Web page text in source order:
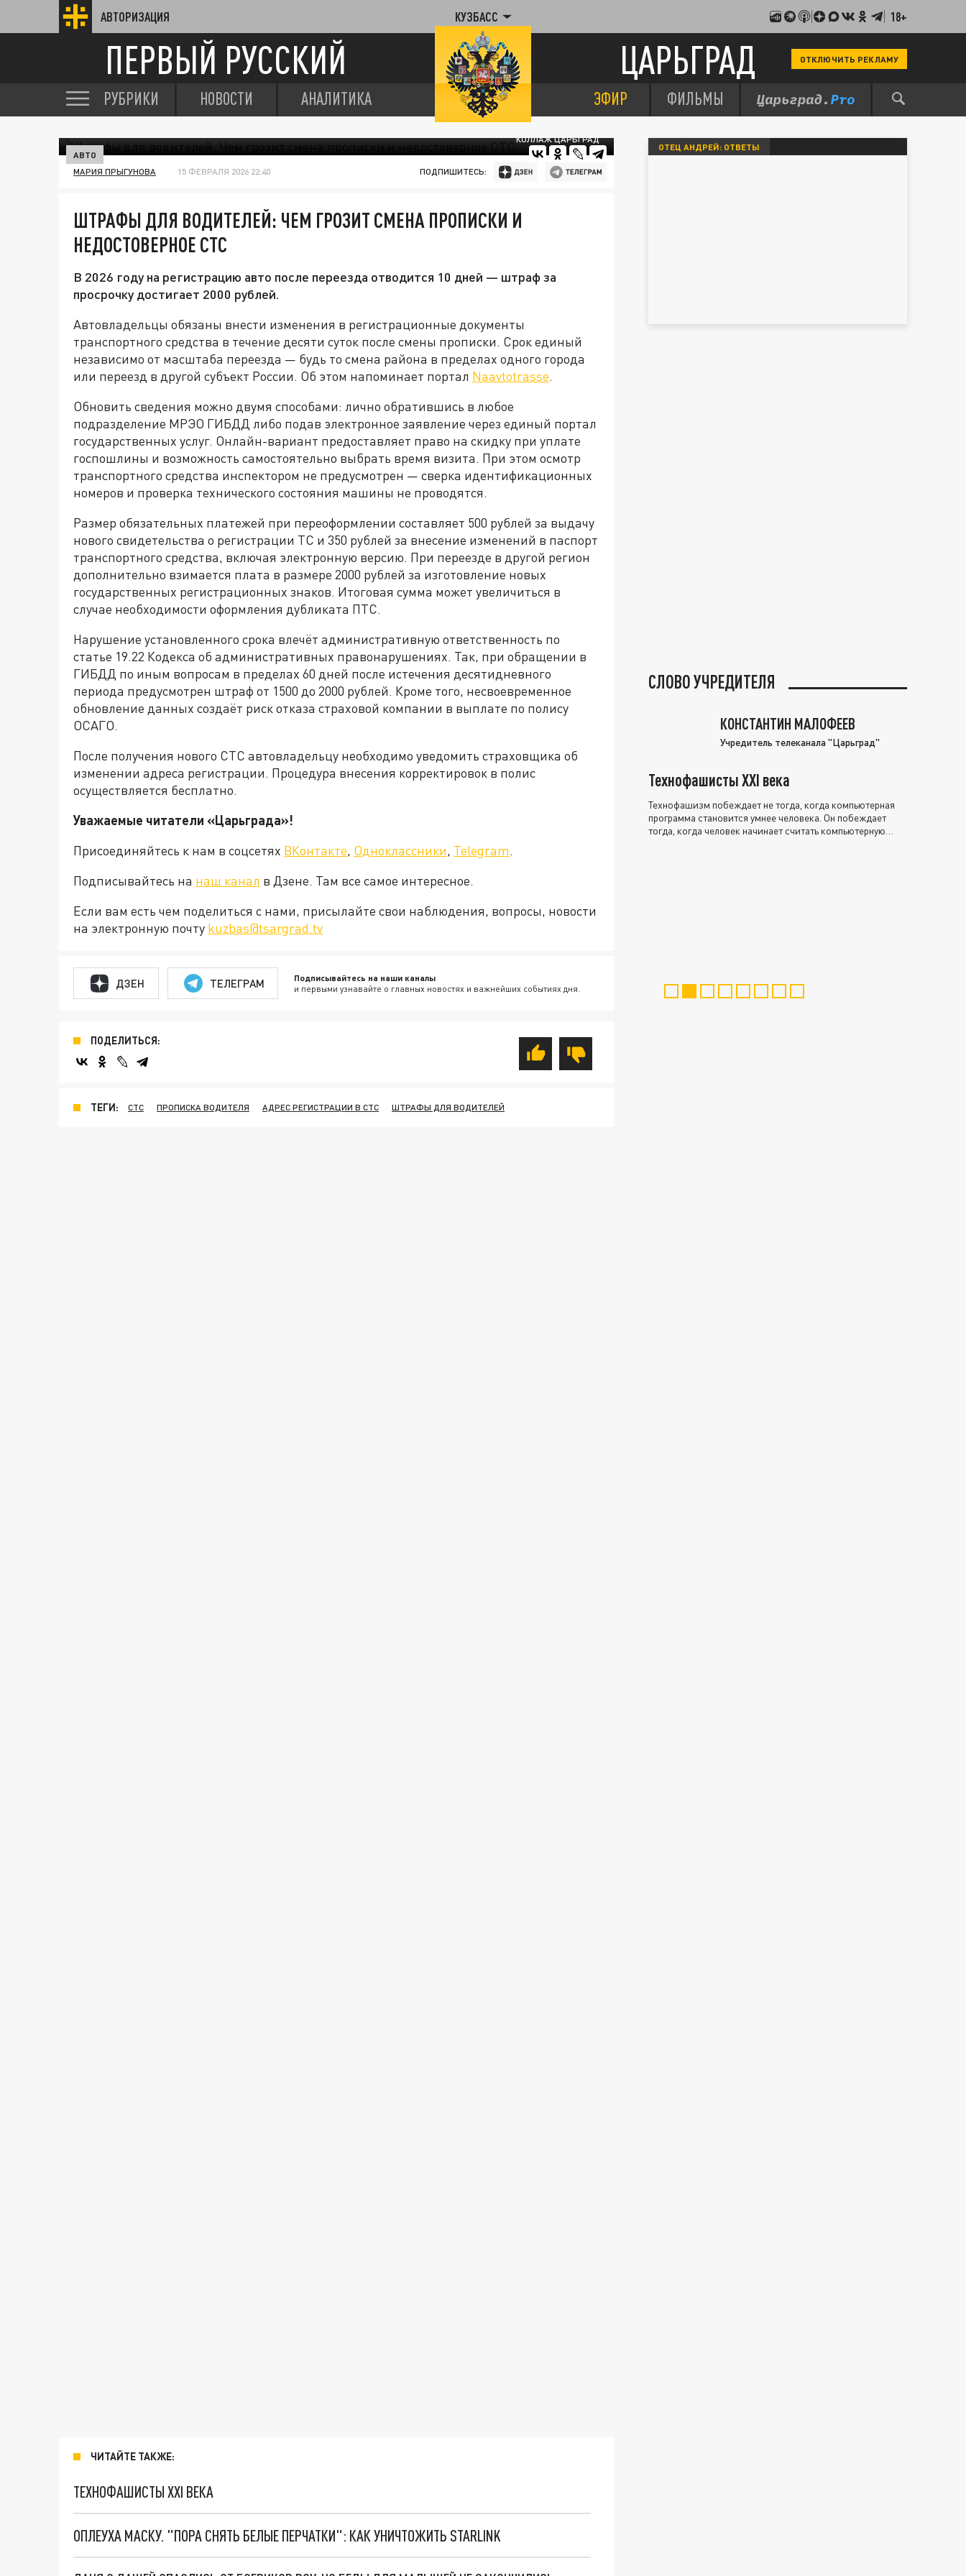
АВТОРИЗАЦИЯ КУЗБАСС 18+
ПЕРВЫЙ РУССКИЙ ЦАРЬГРАД ОТКЛЮЧИТЬ РЕКЛАМУ
РУБРИКИ НОВОСТИ АНАЛИТИКА ЭФИР ФИЛЬМЫ
КОЛЛАЖ ЦАРЬГРАД
АВТО
МАРИЯ ПРЫГУНОВА 15 ФЕВРАЛЯ 2026 22:40 ПОДПИШИТЕСЬ:
ШТРАФЫ ДЛЯ ВОДИТЕЛЕЙ: ЧЕМ ГРОЗИТ СМЕНА ПРОПИСКИ И
НЕДОСТОВЕРНОЕ СТС
В 2026 году на регистрацию авто после переезда отводится 10 дней — штраф за
просрочку достигает 2000 рублей.
Автовладельцы обязаны внести изменения в регистрационные документы
транспортного средства в течение десяти суток после смены прописки. Срок единый
независимо от масштаба переезда — будь то смена района в пределах одного города
или переезд в другой субъект России. Об этом напоминает портал Naavtotrasse.
Обновить сведения можно двумя способами: лично обратившись в любое
подразделение МРЭО ГИБДД либо подав электронное заявление через единый портал
государственных услуг. Онлайн-вариант предоставляет право на скидку при уплате
госпошлины и возможность самостоятельно выбрать время визита. При этом осмотр
транспортного средства инспектором не предусмотрен — сверка идентификационных
номеров и проверка технического состояния машины не проводятся.
Размер обязательных платежей при переоформлении составляет 500 рублей за выдачу
нового свидетельства о регистрации ТС и 350 рублей за внесение изменений в паспорт
транспортного средства, включая электронную версию. При переезде в другой регион
дополнительно взимается плата в размере 2000 рублей за изготовление новых
государственных регистрационных знаков. Итоговая сумма может увеличиться в
случае необходимости оформления дубликата ПТС.
Нарушение установленного срока влечёт административную ответственность по
статье 19.22 Кодекса об административных правонарушениях. Так, при обращении в
ГИБДД по иным вопросам в пределах 60 дней после истечения десятидневного
периода предусмотрен штраф от 1500 до 2000 рублей. Кроме того, несвоевременное
обновление данных создаёт риск отказа страховой компании в выплате по полису
ОСАГО.
После получения нового СТС автовладельцу необходимо уведомить страховщика об
изменении адреса регистрации. Процедура внесения корректировок в полис
осуществляется бесплатно.
Уважаемые читатели «Царьграда»!
Присоединяйтесь к нам в соцсетях ВКонтакте, Одноклассники, Telegram.
Подписывайтесь на наш канал в Дзене. Там все самое интересное.
Если вам есть чем поделиться с нами, присылайте свои наблюдения, вопросы, новости
на электронную почту kuzbas@tsargrad.tv
ДЗЕН ТЕЛЕГРАМ Подписывайтесь на наши каналы
и первыми узнавайте о главных новостях и важнейших событиях дня.
ПОДЕЛИТЬСЯ:
ТЕГИ: СТС ПРОПИСКА ВОДИТЕЛЯ АДРЕС РЕГИСТРАЦИИ В СТС ШТРАФЫ ДЛЯ ВОДИТЕЛЕЙ
ЧИТАЙТЕ ТАКЖЕ:
ТЕХНОФАШИСТЫ XXI ВЕКА
ОПЛЕУХА МАСКУ. "ПОРА СНЯТЬ БЕЛЫЕ ПЕРЧАТКИ": КАК УНИЧТОЖИТЬ STARLINK
ОТЕЦ АНДРЕЙ: ОТВЕТЫ
СЛОВО УЧРЕДИТЕЛЯ
КОНСТАНТИН МАЛОФЕЕВ
Учредитель телеканала "Царьград"
Технофашисты XXI века
Технофашизм побеждает не тогда, когда компьютерная
программа становится умнее человека. Он побеждает
тогда, когда человек начинает считать компьютерную